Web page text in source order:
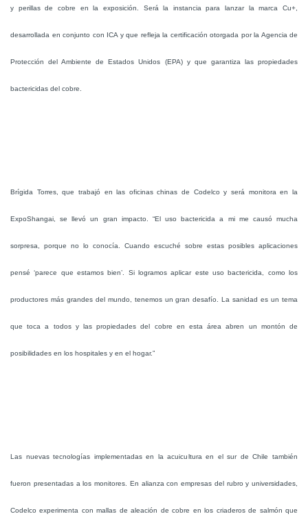
y perillas de cobre en la exposición. Será la instancia para lanzar la marca Cu+,
desarrollada en conjunto con ICA y que refleja la certificación otorgada por la Agencia de
Protección del Ambiente de Estados Unidos (EPA) y que garantiza las propiedades
bactericidas del cobre.
Brígida Torres, que trabajó en las oficinas chinas de Codelco y será monitora en la
ExpoShangai, se llevó un gran impacto. “El uso bactericida a mi me causó mucha
sorpresa, porque no lo conocía. Cuando escuché sobre estas posibles aplicaciones
pensé ‘parece que estamos bien’. Si logramos aplicar este uso bactericida, como los
productores más grandes del mundo, tenemos un gran desafío. La sanidad es un tema
que toca a todos y las propiedades del cobre en esta área abren un montón de
posibilidades en los hospitales y en el hogar.”
Las nuevas tecnologías implementadas en la acuicultura en el sur de Chile también
fueron presentadas a los monitores. En alianza con empresas del rubro y universidades,
Codelco experimenta con mallas de aleación de cobre en los criaderos de salmón que